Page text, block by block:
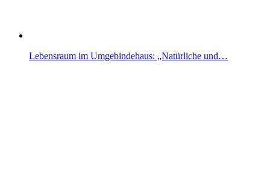
Lebensraum im Umgebindehaus: „Natürliche und…